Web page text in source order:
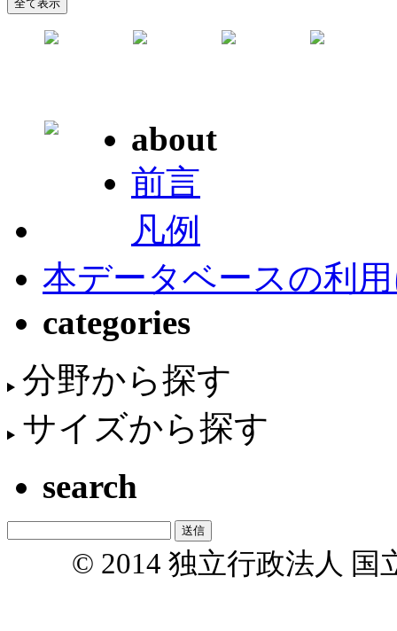
about
前言
凡例
本データベースの利
categories
分野から探す
サイズから探す
search
© 2014 独立行政法人 国